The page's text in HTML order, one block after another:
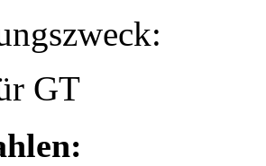
GT